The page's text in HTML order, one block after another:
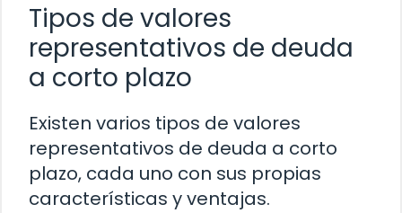
Tipos de valores
representativos de deuda
a corto plazo
Existen varios tipos de valores
representativos de deuda a corto
plazo, cada uno con sus propias
características y ventajas.